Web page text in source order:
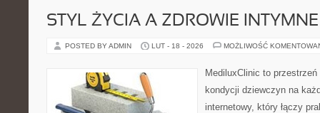
STYL ŻYCIA A ZDROWIE INTYMNE
POSTED BY ADMIN LUT - 18 - 2026 MOŻLIWOŚĆ
MediluxClinic to
kondycji dziewczyn na
internetowy, który łączy